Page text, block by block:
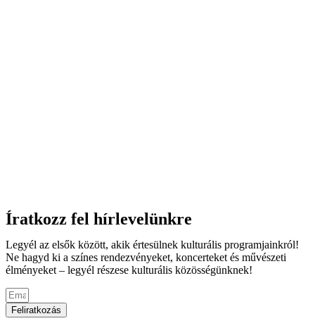
Íratkozz fel hírlevelünkre
Legyél az elsők között, akik értesülnek kulturális programjainkról!
Ne hagyd ki a színes rendezvényeket, koncerteket és művészeti
élményeket – legyél részese kulturális közösségünknek!
Feliratkozás